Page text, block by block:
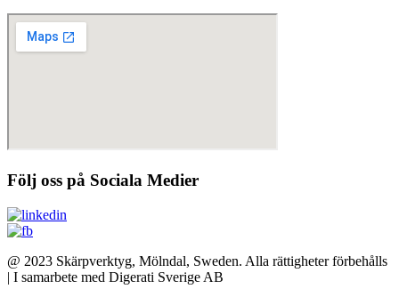
Följ oss på Sociala Medier
@ 2023 Skärpverktyg, Mölndal, Sweden. Alla rättigheter förbehålls
| I samarbete med Digerati Sverige AB